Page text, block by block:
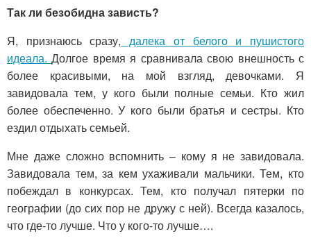
Так ли безобидна зависть?
Я, признаюсь сразу, далека от белого и пушистого
идеала.Долгое время я сравнивала свою внешность с
более красивыми, на мой взгляд, девочками. Я
завидовала тем, у кого были полные семьи. Кто жил
более обеспеченно. У кого были братья и сестры. Кто
ездил отдыхать семьей.
Мне даже сложно вспомнить – кому я не завидовала.
Завидовала тем, за кем ухаживали мальчики. Тем, кто
побеждал в конкурсах. Тем, кто получал пятерки по
географии (до сих пор не дружу с ней). Всегда казалось,
что где-то лучше. Что у кого-то лучше….